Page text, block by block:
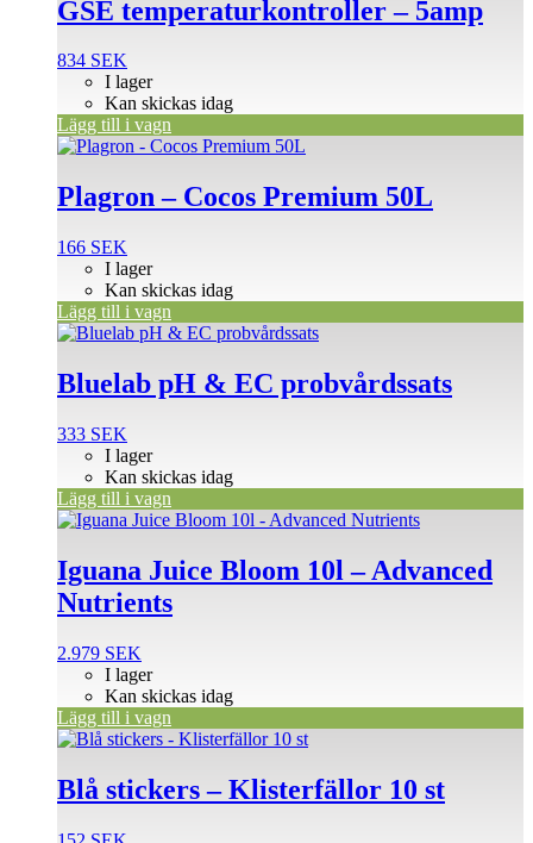
GSE temperaturkontroller – 5amp
834 SEK
I lager
Kan skickas idag
Lägg till i vagn
Plagron – Cocos Premium 50L
166 SEK
I lager
Kan skickas idag
Lägg till i vagn
Bluelab pH & EC probvårdssats
333 SEK
I lager
Kan skickas idag
Lägg till i vagn
Iguana Juice Bloom 10l – Advanced
Nutrients
2.979 SEK
I lager
Kan skickas idag
Lägg till i vagn
Blå stickers – Klisterfällor 10 st